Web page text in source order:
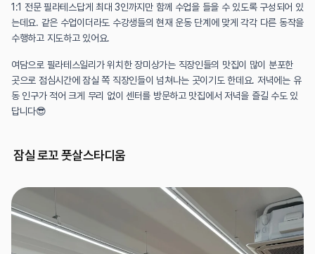
1:1 전문 필라테스답게 최대 3인까지만 함께 수업을 들을 수 있도록 구성되어 있
는데요. 같은 수업이더라도 수강생들의 현재 운동 단계에 맞게 각각 다른 동작을
수행하고 지도하고 있어요.
여담으로 필라테스일리가 위치한 장미상가는 직장인들의 맛집이 많이 분포한
곳으로 점심시간에 잠실 쪽 직장인들이 넘쳐나는 곳이기도 한데요. 저녁에는 유
동 인구가 적어 크게 무리 없이 센터를 방문하고 맛집에서 저녁을 즐길 수도 있
답니다😎
잠실 로꼬 풋살스타디움